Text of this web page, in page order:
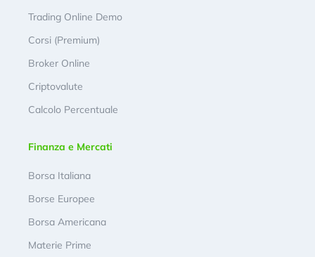
Trading Online Demo
Corsi (Premium)
Broker Online
Criptovalute
Calcolo Percentuale
Finanza e Mercati
Borsa Italiana
Borse Europee
Borsa Americana
Materie Prime